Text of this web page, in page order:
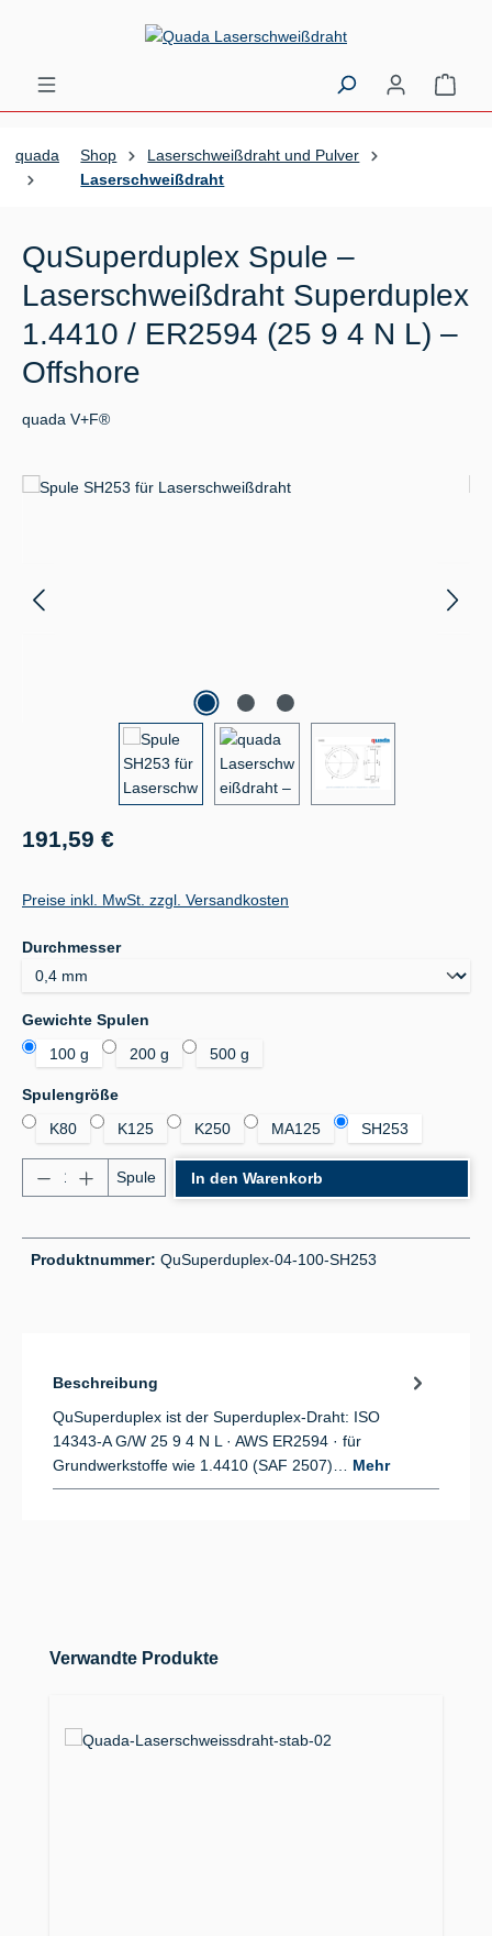
Zum Hauptinhalt springen
quada Shop
Laserschweißdraht und Pulver
Laserschweißdraht
QuSuperduplex Spule –
Laserschweißdraht Superduplex
1.4410 / ER2594 (25 9 4 N L) –
Offshore
quada V+F®
Bildergalerie überspringen
Regulärer Preis:
191,59 €
Preise inkl. MwSt. zzgl. Versandkosten
Durchmesserauswählen
Gewichte Spulen
100 g
200 g 500 g
Spulengrößeauswählen
K80
K125 K250 MA125 SH253
Produkt Anzahl: Gib den gewünschten Wert ein
Spule In den Warenkorb
Produktnummer: QuSuperduplex-04-100-SH253
Beschreibung
QuSuperduplex ist der Superduplex-Draht: ISO
14343-A G/W 25 9 4 N L · AWS ER2594 · für
Grundwerkstoffe wie 1.4410 (SAF 2507)… Mehr
Produktgalerie überspringen
Verwandte Produkte